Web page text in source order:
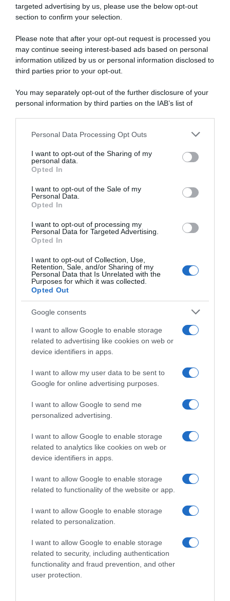
targeted advertising by us, please use the below opt-out
section to confirm your selection.
Please note that after your opt-out request is processed you
may continue seeing interest-based ads based on personal
information utilized by us or personal information disclosed to
third parties prior to your opt-out.
You may separately opt-out of the further disclosure of your
personal information by third parties on the IAB’s list of
This information may also be disclosed by us to third parties
disclose it to other third parties.
Please note that this website/app uses one or more Google
services and may gather and store information including but
not limited to your visit or usage behaviour. You may click to
grant or deny consent to Google and its third-party tags to
consent section.
Personal Data Processing Opt Outs
I want to opt-out of the Sharing of my
personal data.
Opted In
I want to opt-out of the Sale of my
Personal Data.
Opted In
I want to opt-out of processing my
Personal Data for Targeted Advertising.
Opted In
I want to opt-out of Collection, Use,
Retention, Sale, and/or Sharing of my
Personal Data that Is Unrelated with the
Purposes for which it was collected.
Opted Out
Google consents
I want to allow Google to enable storage
related to advertising like cookies on web or
device identifiers in apps.
I want to allow my user data to be sent to
Google for online advertising purposes.
I want to allow Google to send me
personalized advertising.
I want to allow Google to enable storage
related to analytics like cookies on web or
device identifiers in apps.
I want to allow Google to enable storage
related to functionality of the website or app.
I want to allow Google to enable storage
related to personalization.
I want to allow Google to enable storage
related to security, including authentication
functionality and fraud prevention, and other
user protection.
ARTICOLI RECENTI
“A tavola con Csaba”: chelsea buns
Giusina Battaglia
“Giusina in cucina”: biscotti da inzuppo di Giusina Battaglia
“In cucina con Imma e Matteo”: tortino al cioccolato
“Camper”: semifreddo di yogurt e crumble
CHI SIAMO
Dalla tv, alla brace. RicetteInTv.com nasce dall'idea di
raccogliere le follie culinarie di chef navigati e cuochi
improvvisati, che preferiscono gli studi televisivi alle cucine di
un ristorante...continua...
Chi Siamo | Contatti
Cookie
Privacy
Ricette in Tv - P.IVA 02821290349